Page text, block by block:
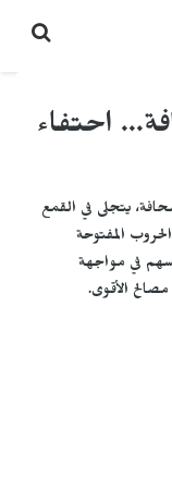
احتفاء
يتجلى في القمع
المفتوحة
في مواجهة
الأقوى.